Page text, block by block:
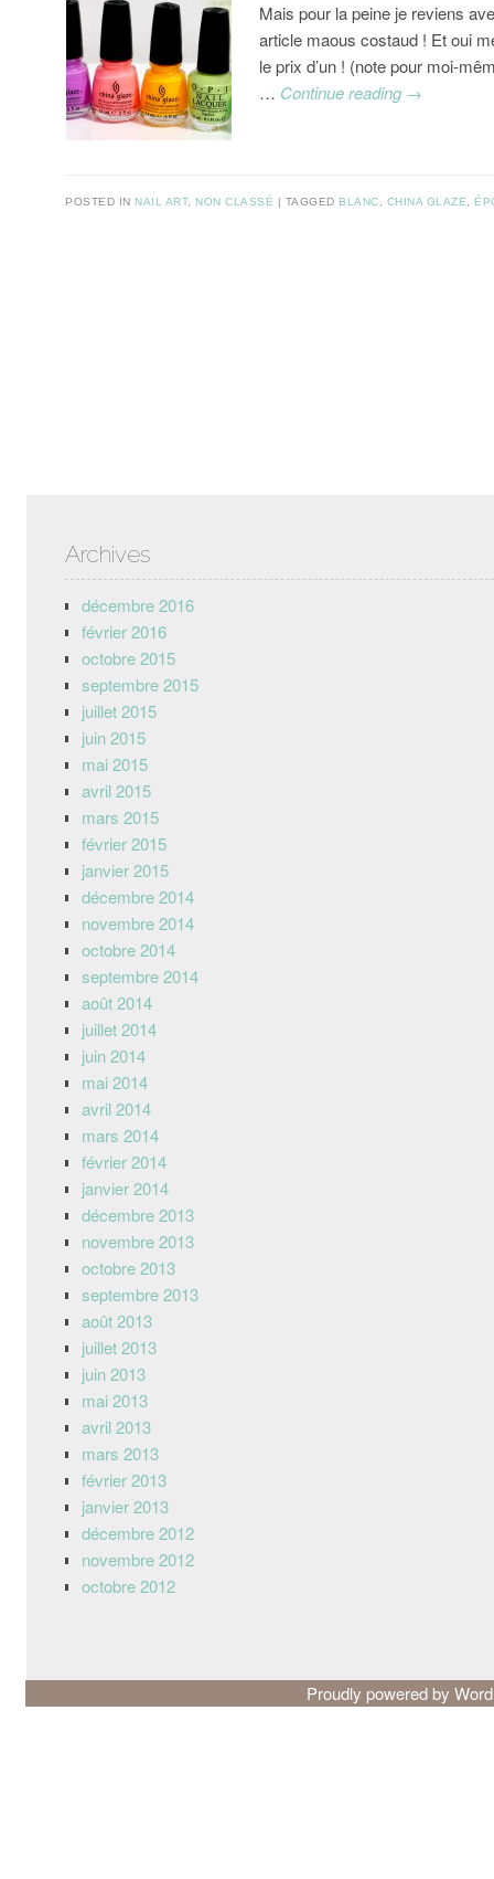
Mais pour la peine je reviens
article maous costaud ! Et oui
le prix d’un ! (note pour moi-
… Continue reading →
POSTED IN NAIL ART, NON CLASSÉ TAGGED BLANC, CHINA GLAZE,
Archives
décembre 2016
février 2016
octobre 2015
septembre 2015
juillet 2015
juin 2015
mai 2015
avril 2015
mars 2015
février 2015
janvier 2015
décembre 2014
novembre 2014
octobre 2014
septembre 2014
août 2014
juillet 2014
juin 2014
mai 2014
avril 2014
mars 2014
février 2014
janvier 2014
décembre 2013
novembre 2013
octobre 2013
septembre 2013
août 2013
juillet 2013
juin 2013
mai 2013
avril 2013
mars 2013
février 2013
janvier 2013
décembre 2012
novembre 2012
octobre 2012
Proudly powered by